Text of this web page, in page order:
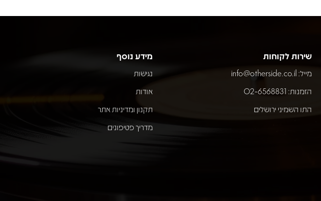
שירות לקוחות
מייל: info@otherside.co.il
הזמנות: 02-6568831
התו השמיני ירושלים
מידע נוסף
נגישות
אודות
תקנון ומדיניות אתר
מדריך פטיפונים